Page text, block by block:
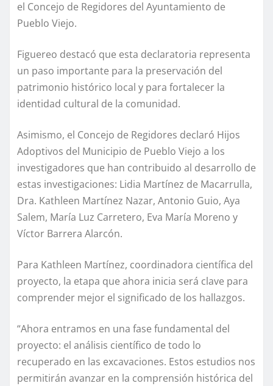
el Concejo de Regidores del Ayuntamiento de
Pueblo Viejo.
Figuereo destacó que esta declaratoria representa
un paso importante para la preservación del
patrimonio histórico local y para fortalecer la
identidad cultural de la comunidad.
Asimismo, el Concejo de Regidores declaró Hijos
Adoptivos del Municipio de Pueblo Viejo a los
investigadores que han contribuido al desarrollo de
estas investigaciones: Lidia Martínez de Macarrulla,
Dra. Kathleen Martínez Nazar, Antonio Guio, Aya
Salem, María Luz Carretero, Eva María Moreno y
Víctor Barrera Alarcón.
Para Kathleen Martínez, coordinadora científica del
proyecto, la etapa que ahora inicia será clave para
comprender mejor el significado de los hallazgos.
“Ahora entramos en una fase fundamental del
proyecto: el análisis científico de todo lo
recuperado en las excavaciones. Estos estudios nos
permitirán avanzar en la comprensión histórica del